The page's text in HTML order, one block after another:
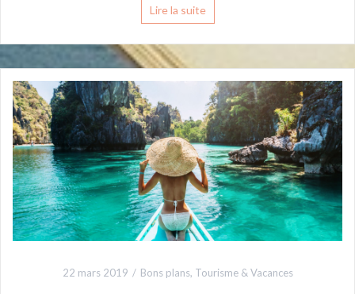
Lire la suite
22 mars 2019 Bons plans, Tourisme & Vacances